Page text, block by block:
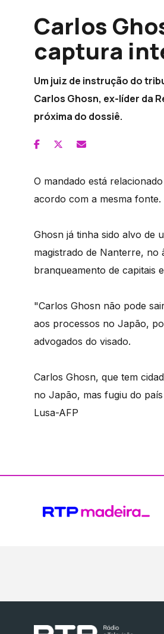
Carlos
captura
Um juiz de instrução do
Carlos Ghosn, ex-líder da
próxima do dossiê.
O mandado está
acordo com a mesma fonte.
Ghosn já tinha sido alvo de
magistrado de Nanterre, no
branqueamento de capitais
"Carlos Ghosn não pode
aos processos no Japão,
advogados do visado.
Carlos Ghosn, que tem
no Japão, mas fugiu do
Lusa-AFP